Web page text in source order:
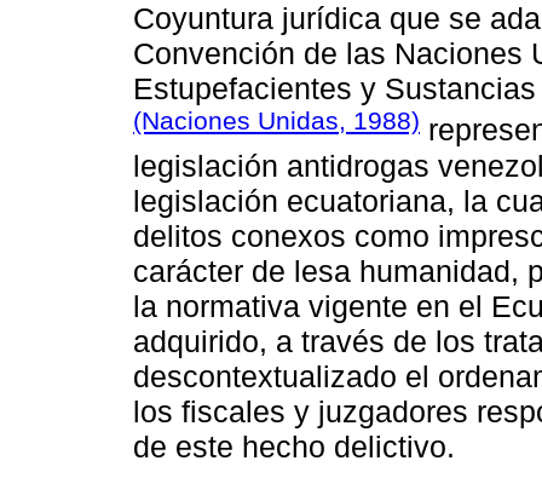
Coyuntura jurídica que se
Convención de las Naciones
Estupefacientes y
(Naciones Unidas, 1988)
legislación antidrogas
legislación ecuatoriana, la
delitos conexos como
carácter de lesa humanidad,
la normativa vigente en el
adquirido, a través de los
descontextualizado el
los fiscales y juzgadores
de este hecho delictivo.